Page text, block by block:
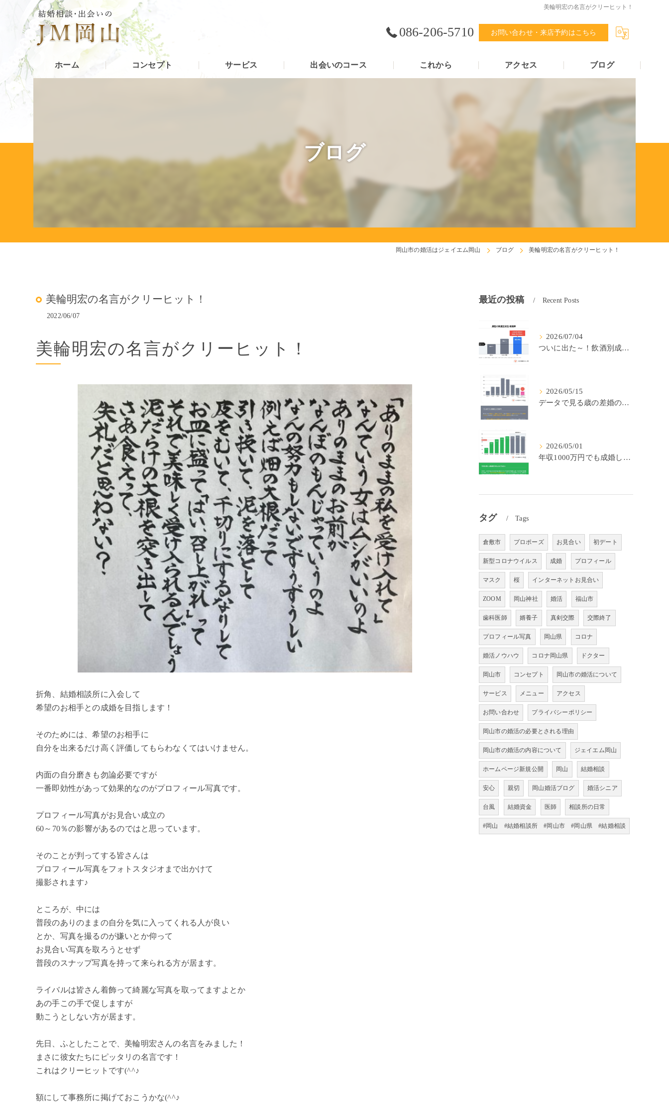
美輪明宏の名言がクリーヒット！
086-206-5710 お問い合わせ・来店予約はこちら
ホーム コンセプト サービス 出会いのコース これから アクセス ブログ
ブログ
岡山市の婚活はジェイエム岡山 ブログ 美輪明宏の名言がクリーヒット！
美輪明宏の名言がクリーヒット！
2022/06/07
美輪明宏の名言がクリーヒット！
折角、結婚相談所に入会して
希望のお相手との成婚を目指します！
そのためには、希望のお相手に
自分を出来るだけ高く評価してもらわなくてはいけません。
内面の自分磨きも勿論必要ですが
一番即効性があって効果的なのがプロフィール写真です。
プロフィール写真がお見合い成立の
60～70％の影響があるのではと思っています。
そのことが判ってする皆さんは
プロフィール写真をフォトスタジオまで出かけて
撮影されます♪
ところが、中には
普段のありのままの自分を気に入ってくれる人が良い
とか、写真を撮るのが嫌いとか仰って
お見合い写真を取ろうとせず
普段のスナップ写真を持って来られる方が居ます。
ライバルは皆さん着飾って綺麗な写真を取ってますよとか
あの手この手で促しますが
動こうとしない方が居ます。
先日、ふとしたことで、美輪明宏さんの名言をみました！
まさに彼女たちにピッタリの名言です！
これはクリーヒットです(^^♪
額にして事務所に掲げておこうかな(^^♪
最近の投稿 Recent Posts
2026/07/04
ついに出た～！飲酒別成婚率(IBJ)！
2026/05/15
データで見る歳の差婚の確率の低さ。
2026/05/01
年収1000万円でも成婚しやすいとは限らない? 「年収帯別の成婚率」のリアル
タグ Tags
倉敷市 プロポーズ お見合い 初デート
新型コロナウイルス 成婚 プロフィール
マスク 桜 インターネットお見合い
ZOOM 岡山神社 婚活 福山市
歯科医師 婿養子 真剣交際 交際終了
プロフィール写真 岡山県 コロナ
婚活ノウハウ コロナ岡山県 ドクター
岡山市 コンセプト 岡山市の婚活について
サービス メニュー アクセス
お問い合わせ プライバシーポリシー
岡山市の婚活の必要とされる理由
岡山市の婚活の内容について ジェイエム岡山
ホームページ新規公開 岡山 結婚相談
安心 親切 岡山婚活ブログ 婚活シニア
台風 結婚資金 医師 相談所の日常
#岡山 #結婚相談所 #岡山市 #岡山県 #結婚相談